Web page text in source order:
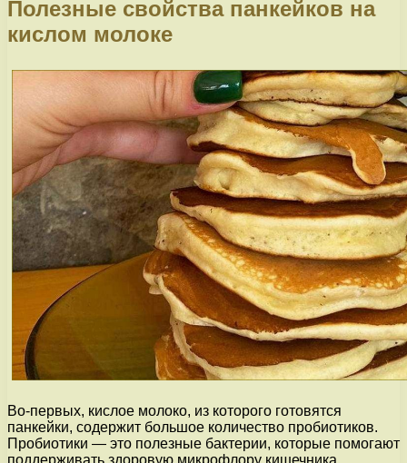
Полезные свойства панкейков на
кислом молоке
Во-первых, кислое молоко, из которого готовятся
панкейки, содержит большое количество пробиотиков.
Пробиотики — это полезные бактерии, которые помогают
поддерживать здоровую микрофлору кишечника.